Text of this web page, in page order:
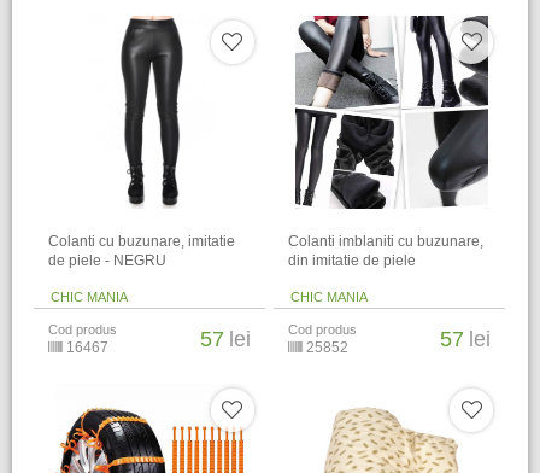
Colanti cu buzunare, imitatie
de piele - NEGRU
CHIC MANIA
Cod produs
16467 57 lei
Colanti imblaniti cu buzunare,
din imitatie de piele
CHIC MANIA
Cod produs
25852 57 lei